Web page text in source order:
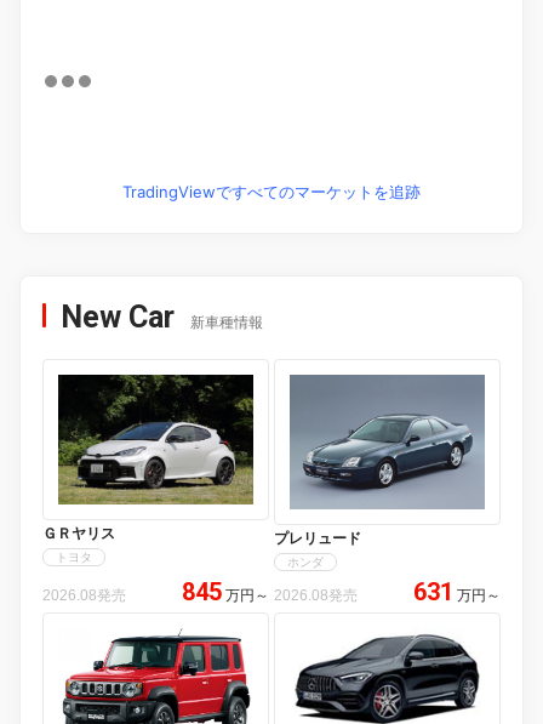
TradingViewですべてのマーケットを追跡
New Car 新車種情報
ＧＲヤリス
トヨタ
2026.08発売 845 万円 ～
プレリュード
ホンダ
2026.08発売 631 万円 ～